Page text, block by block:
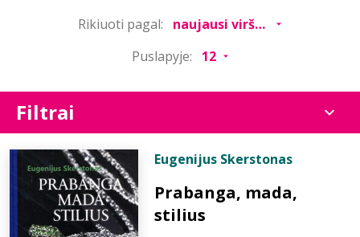
Rikiuoti pagal:
Puslapyje:
Filtrai
Eugenijus Skerstonas
Prabanga, mada,
stilius